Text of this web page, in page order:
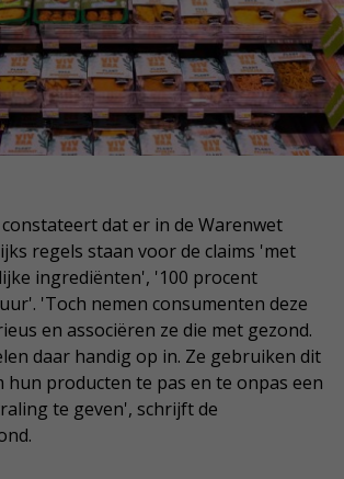
dat er in de Warenwet
regels staan voor de claims 'met
ingrediënten', '100 procent
'Toch nemen consumenten deze
en associëren ze die met gezond.
daar handig op in. Ze gebruiken dit
producten te pas en te onpas een
te geven', schrijft de